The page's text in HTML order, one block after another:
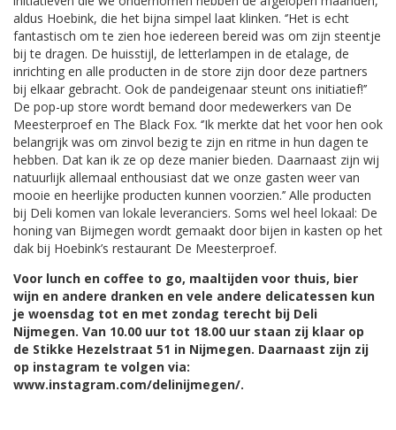
aldus Hoebink, die het bijna simpel laat klinken. ‘’Het is echt
fantastisch om te zien hoe iedereen bereid was om zijn steentje
bij te dragen. De huisstijl, de letterlampen in de etalage, de
inrichting en alle producten in de store zijn door deze partners
bij elkaar gebracht. Ook de pandeigenaar steunt ons initiatief!’’
De pop-up store wordt bemand door medewerkers van De
Meesterproef en The Black Fox. ‘’Ik merkte dat het voor hen ook
belangrijk was om zinvol bezig te zijn en ritme in hun dagen te
hebben. Dat kan ik ze op deze manier bieden. Daarnaast zijn wij
natuurlijk allemaal enthousiast dat we onze gasten weer van
mooie en heerlijke producten kunnen voorzien.’’ Alle producten
bij Deli komen van lokale leveranciers. Soms wel heel lokaal: De
honing van Bijmegen wordt gemaakt door bijen in kasten op het
dak bij Hoebink’s restaurant De Meesterproef.
Voor lunch en coffee to go, maaltijden voor thuis, bier
wijn en andere dranken en vele andere delicatessen kun
je woensdag tot en met zondag terecht bij Deli
Nijmegen. Van 10.00 uur tot 18.00 uur staan zij klaar op
de Stikke Hezelstraat 51 in Nijmegen. Daarnaast zijn zij
op instagram te volgen via:
www.instagram.com/delinijmegen/.